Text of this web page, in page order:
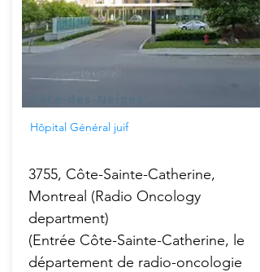
Hôpital Général juif
3755, Côte-Sainte-Catherine,
Montreal (Radio Oncology
department)
(Entrée Côte-Sainte-Catherine, le
département de radio-oncologie